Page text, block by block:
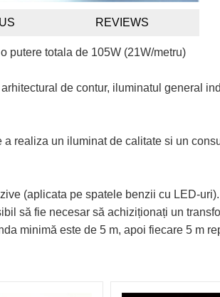
REVIEWS
putere totala de 105W (21W/metru)
de contur, iluminatul general
realiza un iluminat de calitate si un
(aplicata pe spatele benzii cu LED-uri).
să fie necesar să achiziționați un
minimă este de 5 m, apoi fiecare 5 m